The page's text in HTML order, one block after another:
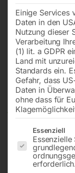
30 kVA Dauer
min.
Einige Services
Daten in den
Nutzung dieser
Verarbeitung
(1) lit. a GDPR
Land mit
Standards ein.
Gefahr, dass
Daten in
ohne dass für
Es folgt eine
Essenziell